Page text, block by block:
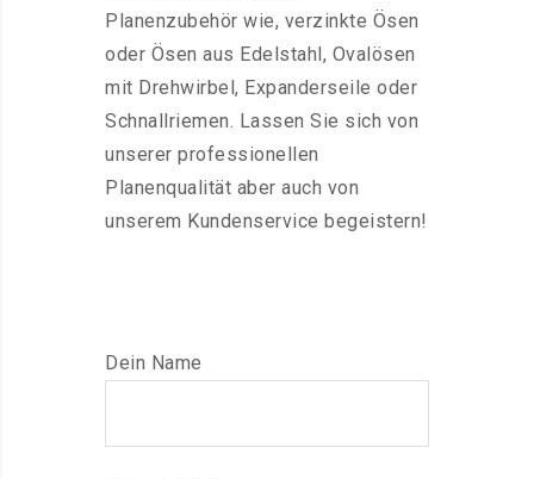
Planenzubehör wie, verzinkte Ösen
oder Ösen aus Edelstahl, Ovalösen
mit Drehwirbel, Expanderseile oder
Schnallriemen. Lassen Sie sich von
unserer professionellen
Planenqualität aber auch von
unserem Kundenservice begeistern!
Dein Name